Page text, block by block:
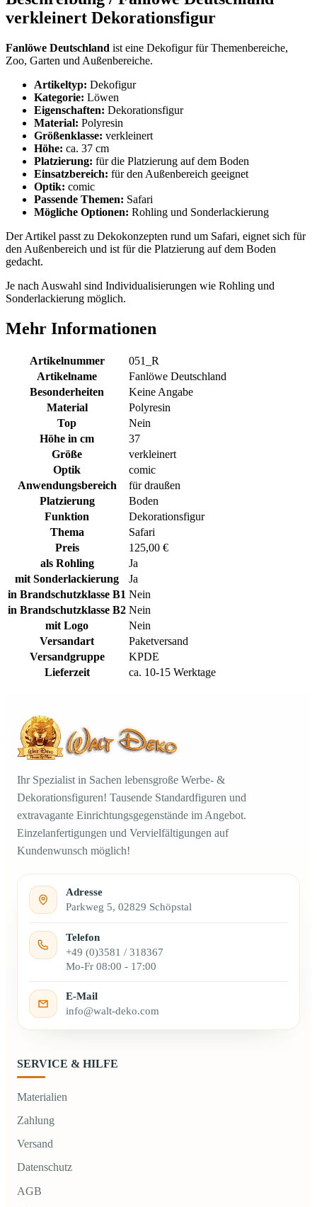
verkleinert Dekorationsfigur
Fanlöwe Deutschland ist eine Dekofigur für Themenbereiche,
Zoo, Garten und Außenbereiche.
Artikeltyp: Dekofigur
Kategorie: Löwen
Eigenschaften: Dekorationsfigur
Material: Polyresin
Größenklasse: verkleinert
Höhe: ca. 37 cm
Platzierung: für die Platzierung auf dem Boden
Einsatzbereich: für den Außenbereich geeignet
Optik: comic
Passende Themen: Safari
Mögliche Optionen: Rohling und Sonderlackierung
Der Artikel passt zu Dekokonzepten rund um Safari, eignet sich für
den Außenbereich und ist für die Platzierung auf dem Boden
gedacht.
Je nach Auswahl sind Individualisierungen wie Rohling und
Sonderlackierung möglich.
Mehr Informationen
Artikelnummer
051_R
Artikelname
Fanlöwe Deutschland
Besonderheiten
Keine Angabe
Material
Polyresin
Top
Nein
Höhe in cm
37
Größe
verkleinert
Optik
comic
Anwendungsbereich
für draußen
Platzierung
Boden
Funktion
Dekorationsfigur
Thema
Safari
Preis
125,00 €
als Rohling
Ja
mit Sonderlackierung
Ja
in Brandschutzklasse B1 Nein
in Brandschutzklasse B2 Nein
mit Logo
Nein
Versandart
Paketversand
Versandgruppe
KPDE
Lieferzeit
ca. 10-15 Werktage
Ihr Spezialist in Sachen lebensgroße Werbe- &
Dekorationsfiguren! Tausende Standardfiguren und
extravagante Einrichtungsgegenstände im Angebot.
Einzelanfertigungen und Vervielfältigungen auf
Kundenwunsch möglich!
Adresse
Parkweg 5, 02829 Schöpstal
Telefon
+49 (0)3581 / 318367
Mo-Fr 08:00 - 17:00
E-Mail
info@walt-deko.com
SERVICE & HILFE
Materialien
Zahlung
Versand
Datenschutz
AGB